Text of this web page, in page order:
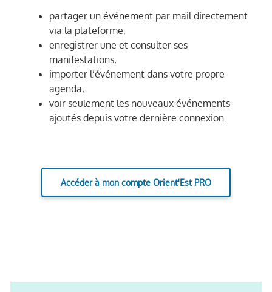
partager un événement par mail directement
via la plateforme,
enregistrer une et consulter ses
manifestations,
importer l’événement dans votre propre
agenda,
voir seulement les nouveaux événements
ajoutés depuis votre dernière connexion.
Accéder à mon compte Orient'Est PRO